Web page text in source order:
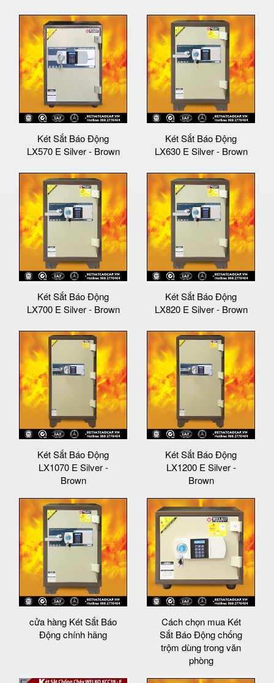
Két Sắt Báo Động
LX570 E Silver - Brown
Két Sắt Báo Động
LX630 E Silver - Brown
Két Sắt Báo Động
LX700 E Silver - Brown
Két Sắt Báo Động
LX820 E Silver - Brown
Két Sắt Báo Động
LX1070 E Silver -
Brown
Két Sắt Báo Động
LX1200 E Silver -
Brown
cửa hàng Két Sắt Báo
Động chính hãng
Cách chọn mua Két
Sắt Báo Động chống
trộm dùng trong văn
phòng